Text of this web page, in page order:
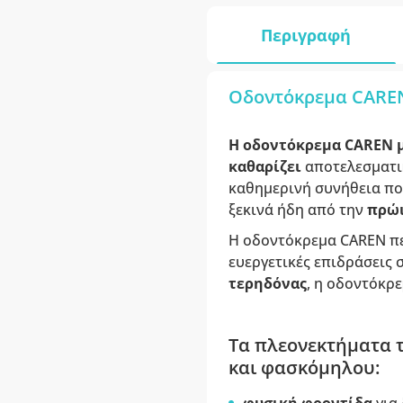
Περιγραφή
Οδοντόκρεμα
Η οδοντόκρεμα CAREN
καθαρίζει
καθημερινή συνήθεια
ξεκινά ήδη από την
Η οδοντόκρεμα CAREN
ευεργετικές
τερηδόνας, η
Τα πλεονεκτήματα
και φασκόμηλου: